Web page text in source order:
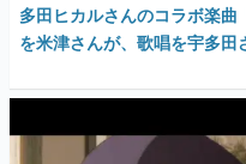
多田ヒカルさんのコラボ楽
を米津さんが、歌唱を宇多田